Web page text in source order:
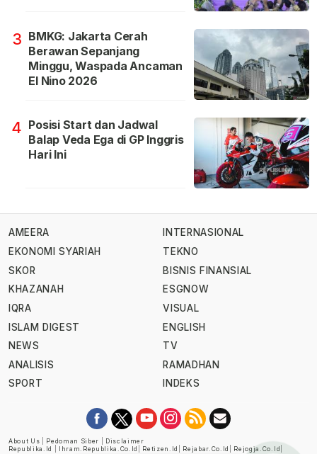
3 BMKG: Jakarta Cerah
Berawan Sepanjang
Minggu, Waspada Ancaman
El Nino 2026
4 Posisi Start dan Jadwal
Balap Veda Ega di GP Inggris
Hari Ini
AMEERA
EKONOMI SYARIAH
SKOR
KHAZANAH
IQRA
ISLAM DIGEST
NEWS
ANALISIS
SPORT
INTERNASIONAL
TEKNO
BISNIS FINANSIAL
ESGNOW
VISUAL
ENGLISH
TV
RAMADHAN
INDEKS
About Us Pedoman Siber
Disclaimer
Republika.id
Ihram.republika.co.id Retizen.id Rejabar.co.id Rejogja.co.id